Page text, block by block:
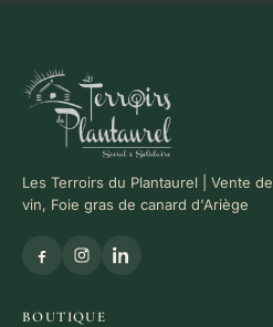
Les Terroirs du Plantaurel | Vente de
vin, Foie gras de canard d'Ariège
BOUTIQUE